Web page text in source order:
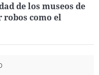
de los museos de
robos como el